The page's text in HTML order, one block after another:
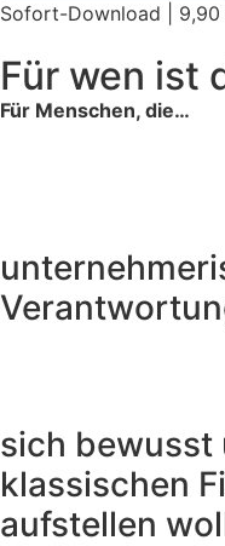
Sofort-Download |
Für wen ist
Für Menschen, die…
sich bewusst
klassischen
aufstellen